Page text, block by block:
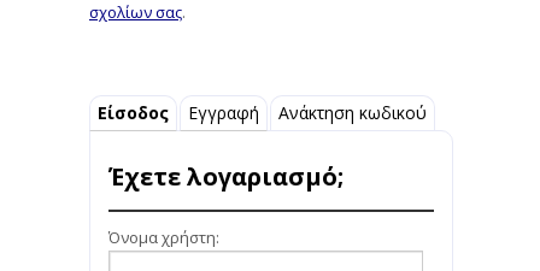
σχολίων σας.
Είσοδος Εγγραφή Ανάκτηση κωδικού
Έχετε λογαριασμό;
Όνομα χρήστη: